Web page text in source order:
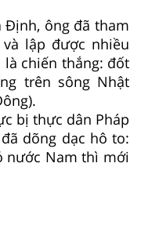
Định, ông đã tham
lập được nhiều
là chiến thắng: đốt
trên sông Nhật
bị thực dân Pháp
dõng dạc hô to:
nước Nam thì mới